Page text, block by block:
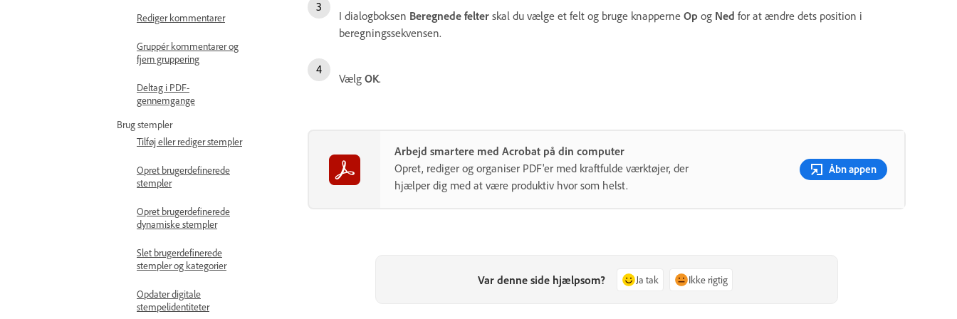
Rediger kommentarer
Gruppér kommentarer og
fjern gruppering
Deltag i PDF-
gennemgange
Brug stempler
Tilføj eller rediger stempler
Opret brugerdefinerede
stempler
Opret brugerdefinerede
dynamiske stempler
Slet brugerdefinerede
stempler og kategorier
Opdater digitale
stempelidentiteter
I dialogboksen Beregnede felter skal du vælge et felt og bruge knapperne Op og Ned for at ændre dets position i
beregningssekvensen.
Vælg OK.
Arbejd smartere med Acrobat på din computer
Opret, rediger og organiser PDF'er med kraftfulde værktøjer, der
hjælper dig med at være produktiv hvor som helst.
Åbn appen
Var denne side hjælpsom? Ja tak Ikke rigtig